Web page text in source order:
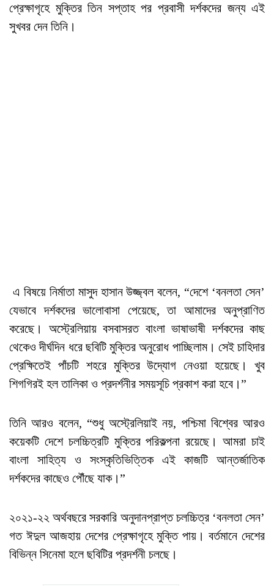
প্রেক্ষাগৃহে মুক্তির তিন সপ্তাহ পর প্রবাসী দর্শকদের জন্য এই
সুখবর দেন তিনি।
এ বিষয়ে নির্মাতা মাসুদ হাসান উজ্জ্বল বলেন, “দেশে ‘বনলতা সেন’
যেভাবে দর্শকদের ভালোবাসা পেয়েছে, তা আমাদের অনুপ্রাণিত
করেছে। অস্ট্রেলিয়ায় বসবাসরত বাংলা ভাষাভাষী দর্শকদের কাছ
থেকেও দীর্ঘদিন ধরে ছবিটি মুক্তির অনুরোধ পাচ্ছিলাম। সেই চাহিদার
প্রেক্ষিতেই পাঁচটি শহরে মুক্তির উদ্যোগ নেওয়া হয়েছে। খুব
শিগগিরই হল তালিকা ও প্রদর্শনীর সময়সূচি প্রকাশ করা হবে।”
তিনি আরও বলেন, “শুধু অস্ট্রেলিয়াই নয়, পশ্চিমা বিশ্বের আরও
কয়েকটি দেশে চলচ্চিত্রটি মুক্তির পরিকল্পনা রয়েছে। আমরা চাই
বাংলা সাহিত্য ও সংস্কৃতিভিত্তিক এই কাজটি আন্তর্জাতিক
দর্শকদের কাছেও পৌঁছে যাক।”
২০২১-২২ অর্থবছরে সরকারি অনুদানপ্রাপ্ত চলচ্চিত্র ‘বনলতা সেন’
গত ঈদুল আজহায় দেশের প্রেক্ষাগৃহে মুক্তি পায়। বর্তমানে দেশের
বিভিন্ন সিনেমা হলে ছবিটির প্রদর্শনী চলছে।